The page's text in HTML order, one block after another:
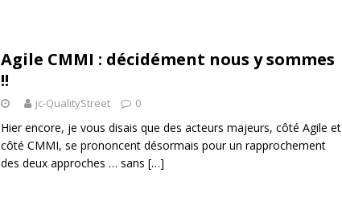
Agile CMMI : décidément nous y sommes
!!
jc-QualityStreet 0
Hier encore, je vous disais que des acteurs majeurs, côté Agile et
côté CMMI, se prononcent désormais pour un rapprochement
des deux approches … sans […]